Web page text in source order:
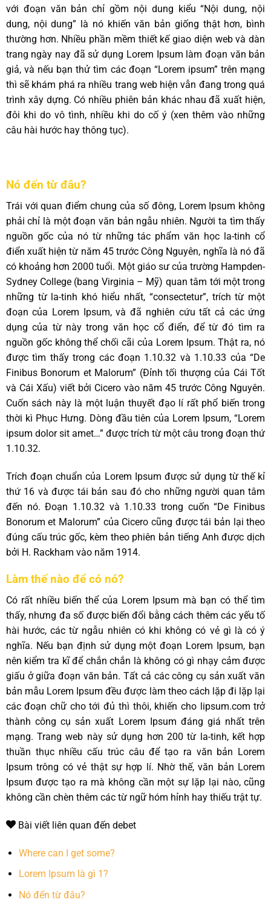
với đoạn văn bản chỉ gồm nội dung kiểu “Nội dung, nội
dung, nội dung” là nó khiến văn bản giống thật hơn, bình
thường hơn. Nhiều phần mềm thiết kế giao diện web và dàn
trang ngày nay đã sử dụng Lorem Ipsum làm đoạn văn bản
giả, và nếu bạn thử tìm các đoạn “Lorem ipsum” trên mạng
thì sẽ khám phá ra nhiều trang web hiện vẫn đang trong quá
trình xây dựng. Có nhiều phiên bản khác nhau đã xuất hiện,
đôi khi do vô tình, nhiều khi do cố ý (xen thêm vào những
câu hài hước hay thông tục).
Nó đến từ đâu?
Trái với quan điểm chung của số đông, Lorem Ipsum không
phải chỉ là một đoạn văn bản ngẫu nhiên. Người ta tìm thấy
nguồn gốc của nó từ những tác phẩm văn học la-tinh cổ
điển xuất hiện từ năm 45 trước Công Nguyên, nghĩa là nó đã
có khoảng hơn 2000 tuổi. Một giáo sư của trường Hampden-
Sydney College (bang Virginia – Mỹ) quan tâm tới một trong
những từ la-tinh khó hiểu nhất, “consectetur”, trích từ một
đoạn của Lorem Ipsum, và đã nghiên cứu tất cả các ứng
dụng của từ này trong văn học cổ điển, để từ đó tìm ra
nguồn gốc không thể chối cãi của Lorem Ipsum. Thật ra, nó
được tìm thấy trong các đoạn 1.10.32 và 1.10.33 của “De
Finibus Bonorum et Malorum” (Đỉnh tối thượng của Cái Tốt
và Cái Xấu) viết bởi Cicero vào năm 45 trước Công Nguyên.
Cuốn sách này là một luận thuyết đạo lí rất phổ biến trong
thời kì Phục Hưng. Dòng đầu tiên của Lorem Ipsum, “Lorem
ipsum dolor sit amet…” được trích từ một câu trong đoạn thứ
1.10.32.
Trích đoạn chuẩn của Lorem Ipsum được sử dụng từ thế kỉ
thứ 16 và được tái bản sau đó cho những người quan tâm
đến nó. Đoạn 1.10.32 và 1.10.33 trong cuốn “De Finibus
Bonorum et Malorum” của Cicero cũng được tái bản lại theo
đúng cấu trúc gốc, kèm theo phiên bản tiếng Anh được dịch
bởi H. Rackham vào năm 1914.
Làm thế nào để có nó?
Có rất nhiều biến thể của Lorem Ipsum mà bạn có thể tìm
thấy, nhưng đa số được biến đổi bằng cách thêm các yếu tố
hài hước, các từ ngẫu nhiên có khi không có vẻ gì là có ý
nghĩa. Nếu bạn định sử dụng một đoạn Lorem Ipsum, bạn
nên kiểm tra kĩ để chắn chắn là không có gì nhạy cảm được
giấu ở giữa đoạn văn bản. Tất cả các công cụ sản xuất văn
bản mẫu Lorem Ipsum đều được làm theo cách lặp đi lặp lại
các đoạn chữ cho tới đủ thì thôi, khiến cho lipsum.com trở
thành công cụ sản xuất Lorem Ipsum đáng giá nhất trên
mạng. Trang web này sử dụng hơn 200 từ la-tinh, kết hợp
thuần thục nhiều cấu trúc câu để tạo ra văn bản Lorem
Ipsum trông có vẻ thật sự hợp lí. Nhờ thế, văn bản Lorem
Ipsum được tạo ra mà không cần một sự lặp lại nào, cũng
không cần chèn thêm các từ ngữ hóm hỉnh hay thiếu trật tự.
Bài viết liên quan đến debet
Where can I get some?
Lorem Ipsum là gì 1?
Nó đến từ đâu?